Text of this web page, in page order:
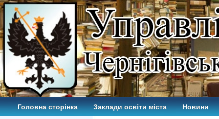
Головна сторінка Заклади освіти міста Новини